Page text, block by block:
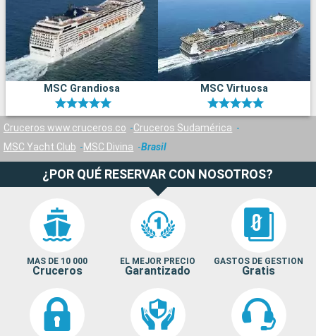
MSC Grandiosa MSC Virtuosa
Cruceros www.cruceros.co
Cruceros Sudamérica
MSC Yacht Club
MSC Divina Brasil
¿POR QUÉ RESERVAR CON NOSOTROS?
MAS DE 10 000
Cruceros
EL MEJOR PRECIO
Garantizado
GASTOS DE GESTION
Gratis